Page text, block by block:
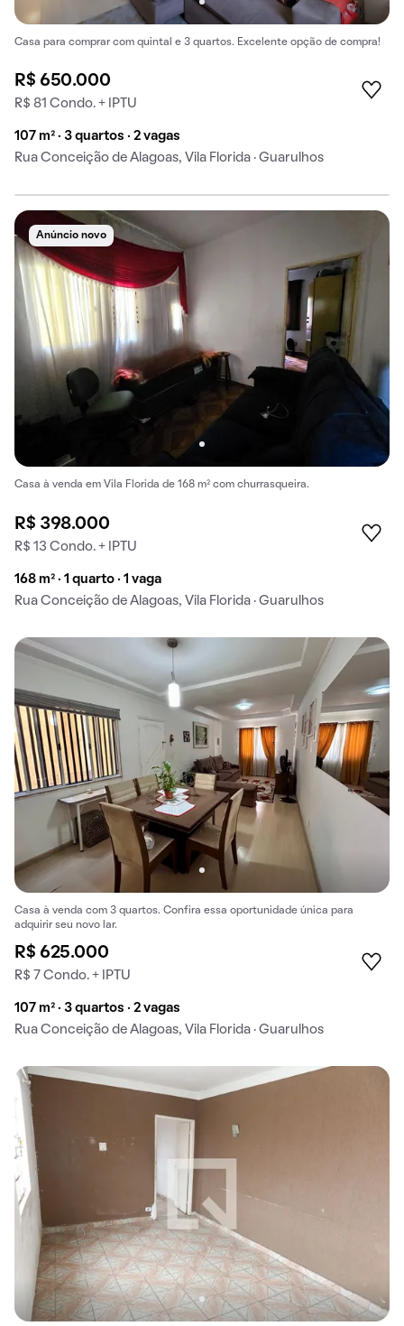
Casa para comprar com quintal e 3 quartos. Excelente opção de compra!
R$ 650.000
R$ 81 Condo. + IPTU
107 m² · 3 quartos · 2 vagas
Rua Conceição de Alagoas, Vila Florida · Guarulhos
Anúncio novo
Casa à venda em Vila Florida de 168 m² com churrasqueira.
R$ 398.000
R$ 13 Condo. + IPTU
168 m² · 1 quarto · 1 vaga
Rua Conceição de Alagoas, Vila Florida · Guarulhos
Casa à venda com 3 quartos. Confira essa oportunidade única para
adquirir seu novo lar.
R$ 625.000
R$ 7 Condo. + IPTU
107 m² · 3 quartos · 2 vagas
Rua Conceição de Alagoas, Vila Florida · Guarulhos